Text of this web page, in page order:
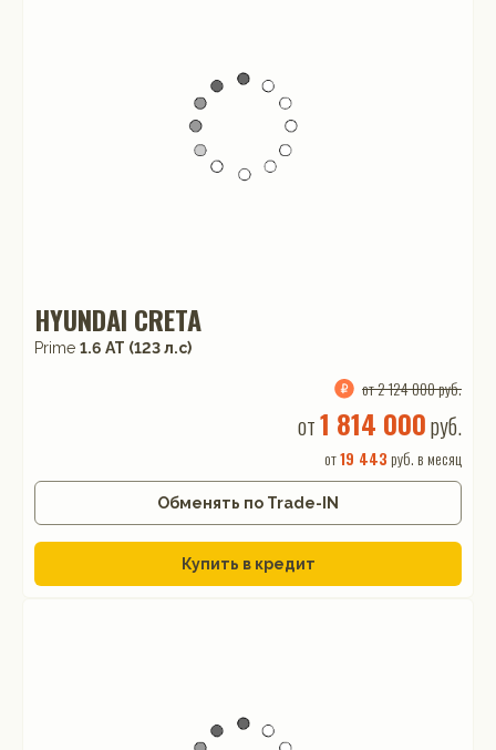
HYUNDAI CRETA
Prime 1.6 АТ (123 л.с)
от 2 124 000 руб.
от1 814 000руб.
от19 443 руб. в месяц
Обменять по Trade-IN
Купить в кредит